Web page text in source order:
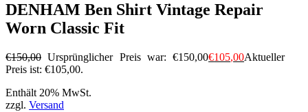
DENHAM Ben Shirt Vintage Repair
Worn Classic Fit
€150,00 Ursprünglicher Preis war: €150,00€105,00Aktueller
Preis ist: €105,00.
Enthält 20% MwSt.
zzgl. Versand